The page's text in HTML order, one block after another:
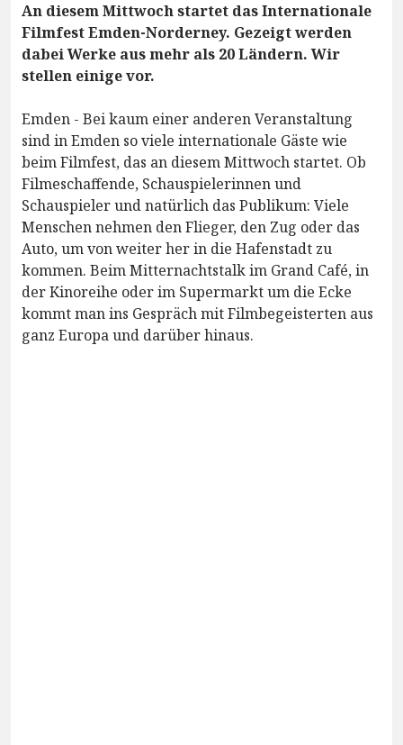
An diesem Mittwoch startet das Internationale
Filmfest Emden-Norderney. Gezeigt werden
dabei Werke aus mehr als 20 Ländern. Wir
stellen einige vor.
Emden - Bei kaum einer anderen Veranstaltung
sind in Emden so viele internationale Gäste wie
beim Filmfest, das an diesem Mittwoch startet. Ob
Filmeschaffende, Schauspielerinnen und
Schauspieler und natürlich das Publikum: Viele
Menschen nehmen den Flieger, den Zug oder das
Auto, um von weiter her in die Hafenstadt zu
kommen. Beim Mitternachtstalk im Grand Café, in
der Kinoreihe oder im Supermarkt um die Ecke
kommt man ins Gespräch mit Filmbegeisterten aus
ganz Europa und darüber hinaus.